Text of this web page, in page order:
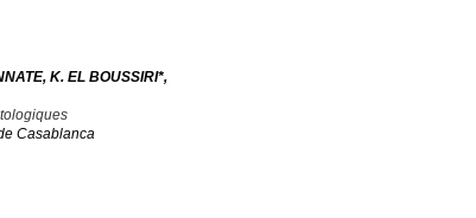
K. EL BOUSSIRI*,
Casablanca